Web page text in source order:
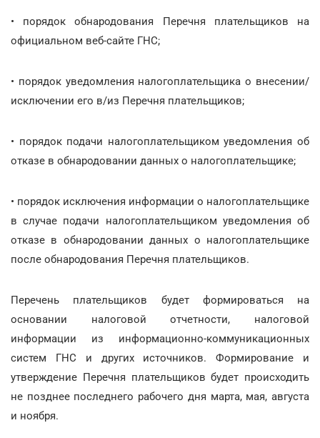
• порядок обнародования Перечня плательщиков на
официальном веб-сайте ГНС;
• порядок уведомления налогоплательщика о внесении/
исключении его в/из Перечня плательщиков;
• порядок подачи налогоплательщиком уведомления об
отказе в обнародовании данных о налогоплательщике;
• порядок исключения информации о налогоплательщике
в случае подачи налогоплательщиком уведомления об
отказе в обнародовании данных о налогоплательщике
после обнародования Перечня плательщиков.
Перечень плательщиков будет формироваться на
основании налоговой отчетности, налоговой
информации из информационно-коммуникационных
систем ГНС и других источников. Формирование и
утверждение Перечня плательщиков будет происходить
не позднее последнего рабочего дня марта, мая, августа
и ноября.